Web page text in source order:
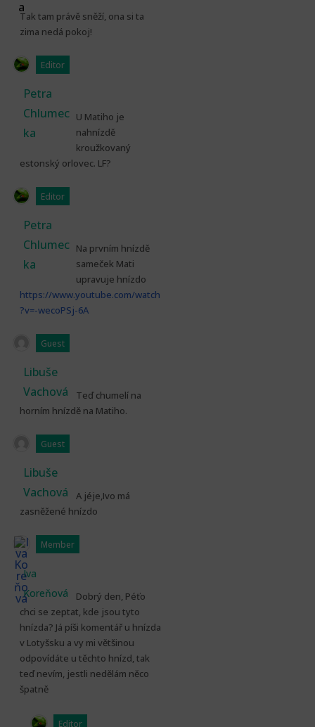
Tak tam právě sněží, ona si ta
zima nedá pokoj!
Editor
Petra
Chlumec
ka
U Matiho je
nahnízdě
kroužkovaný
estonský orlovec. LF?
Editor
Petra
Chlumec
ka
Na prvním hnízdě
sameček Mati
upravuje hnízdo
https://www.youtube.com/watch
?v=-wecoPSj-6A
Guest
Libuše
Vachová
Teď chumelí na
horním hnízdě na Matiho.
Guest
Libuše
Vachová
A jéje,Ivo má
zasněžené hnízdo
Member
Iva
Koreňová
Dobrý den, Péťo
chci se zeptat, kde jsou tyto
hnízda? Já píši komentář u hnízda
v Lotyšsku a vy mi většinou
odpovídáte u těchto hnízd, tak
teď nevím, jestli nedělám něco
špatně
Editor